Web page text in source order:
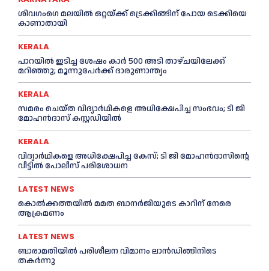
ശിവഗംഗെ മലയിൽ ഒറ്റയ്ക്ക് ട്രെക്കിങ്ങിന് പോയ ടെക്കിയെ
കാണാതായി
KERALA
പാറയിൽ ഇടിച്ച ശേഷം കാർ 500 അടി താഴ്ചയിലേക്ക്
മറിഞ്ഞു; മൂന്നുപേർക്ക് ദാരുണാന്ത്യം
KERALA
സമരം ചെയ്ത വിദ്യാര്‍ഥികളെ അധിക്ഷേപിച്ച സംഭവം; ടി ജി
മോഹന്‍ദാസ് കസ്റ്റഡിയിൽ
KERALA
വിദ്യാര്‍ഥികളെ അധിക്ഷേപിച്ച കേസ്; ടി ജി മോഹന്‍ദാസിന്റെ
വീട്ടില്‍ പോലീസ് പരിശോധന
LATEST NEWS
കൊല്‍ക്കത്തയില്‍ മമത ബാനര്‍ജിയുടെ കാറിന് നേരെ
ആക്രമണം
LATEST NEWS
ബാരാമതിയില്‍ പരിശീലന വിമാനം ലാന്‍ഡിങ്ങിനിടെ
തകര്‍ന്നു